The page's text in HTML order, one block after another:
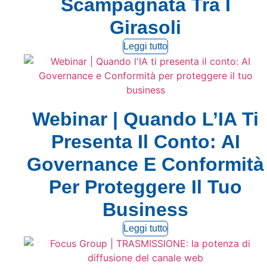
Scampagnata Tra I
Girasoli
Leggi tutto
Webinar | Quando L’IA Ti
Presenta Il Conto: AI
Governance E Conformità
Per Proteggere Il Tuo
Business
Leggi tutto